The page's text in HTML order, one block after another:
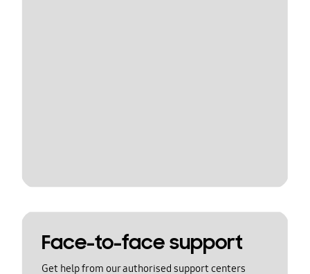
Face-to-face support
Get help from our authorised support centers